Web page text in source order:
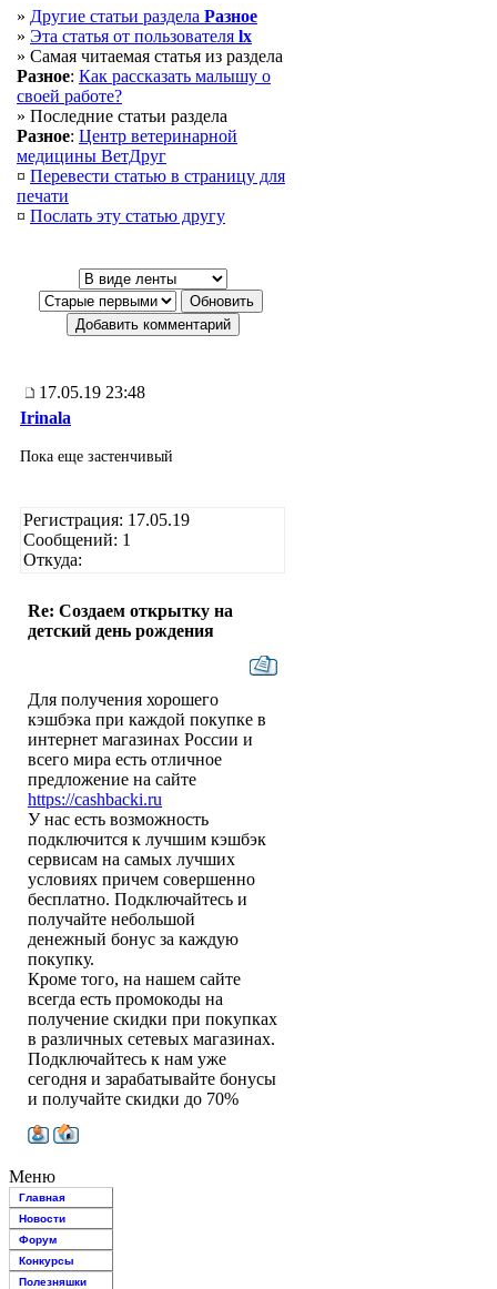
» Другие статьи раздела Разное
» Эта статья от пользователя lx
» Самая читаемая статья из раздела
Разное: Как рассказать малышу о
своей работе?
» Последние статьи раздела
Разное: Центр ветеринарной
медицины ВетДруг
¤ Перевести статью в страницу для
печати
¤ Послать эту cтатью другу
17.05.19 23:48
Irinala
Пока еще застенчивый
Регистрация: 17.05.19
Сообщений: 1
Откуда:
Re: Создаем открытку на
детский день рождения
Для получения хорошего
кэшбэка при каждой покупке в
интернет магазинах России и
всего мира есть отличное
предложение на сайте
https://cashbacki.ru
У нас есть возможность
подключится к лучшим кэшбэк
сервисам на самых лучших
условиях причем совершенно
бесплатно. Подключайтесь и
получайте небольшой
денежный бонус за каждую
покупку.
Кроме того, на нашем сайте
всегда есть промокоды на
получение скидки при покупках
в различных сетевых магазинах.
Подключайтесь к нам уже
сегодня и зарабатывайте бонусы
и получайте скидки до 70%
Меню
Главная
Новости
Форум
Конкурсы
Полезняшки